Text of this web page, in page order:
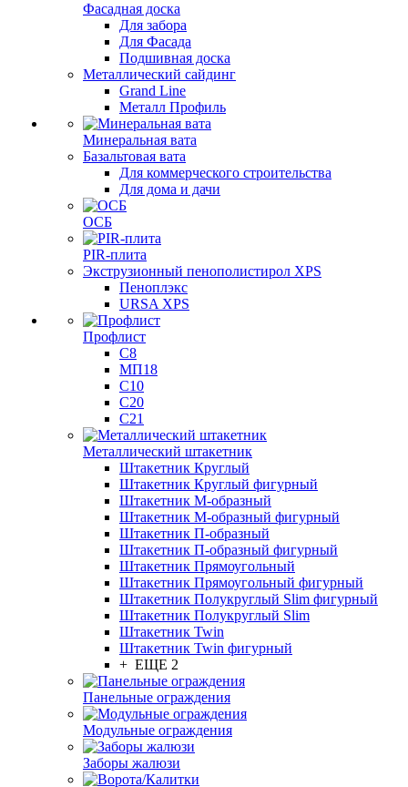
Фасадная доска
Для забора
Для Фасада
Подшивная доска
Металлический сайдинг
Grand Line
Металл Профиль
Минеральная вата
Базальтовая вата
Для коммерческого строительства
Для дома и дачи
ОСБ
PIR-плита
Экструзионный пенополистирол XPS
Пеноплэкс
URSA XPS
Профлист
С8
МП18
С10
С20
С21
Металлический штакетник
Штакетник Круглый
Штакетник Круглый фигурный
Штакетник М-образный
Штакетник М-образный фигурный
Штакетник П-образный
Штакетник П-образный фигурный
Штакетник Прямоугольный
Штакетник Прямоугольный фигурный
Штакетник Полукруглый Slim фигурный
Штакетник Полукруглый Slim
Штакетник Twin
Штакетник Twin фигурный
+ ЕЩЕ 2
Панельные ограждения
Модульные ограждения
Заборы жалюзи